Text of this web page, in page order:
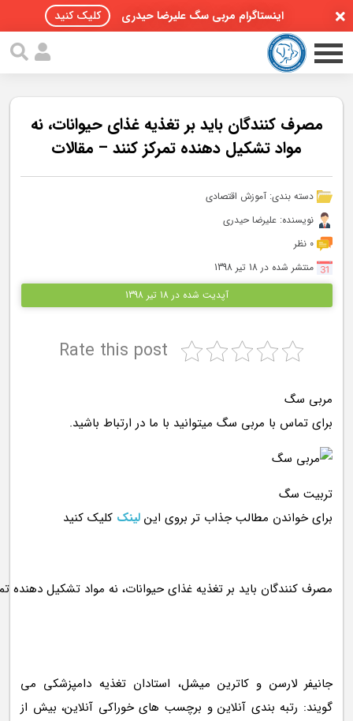
اینستاگرام مربی سگ علیرضا حیدری کلیک کنید
صفحه اصلی
مقالات سگ ها
پادکست سگ ها
سمینار تهران 96
تماس با ما
مصرف کنندگان باید بر تغذیه غذای حیوانات، نه
مواد تشکیل دهنده تمرکز کنند – مقالات
دسته بندی:آموزش اقتصادی
نویسنده: علیرضا حیدری
0 نظر
منتشر شده در 18 تیر 1398
آپدیت شده در 18 تیر 1398
Rate this post
مربی سگ
برای تماس با مربی سگ میتوانید با ما در ارتباط باشید.
تربیت سگ
برای خواندن مطالب جذاب تر بروی اینلینک کلیک کنید
جانیفر لارسن و کاترین میشل، استادان تغذیه دامپزشکی می
گویند: رتبه بندی آنلاین و برچسب های خوراکی آنلاین، بیش از